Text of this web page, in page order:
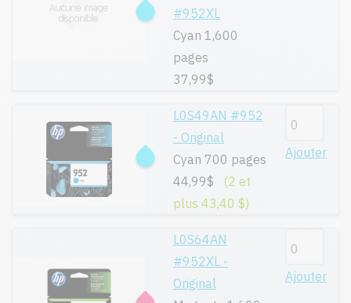
#952XL
Cyan 1,600
pages
37,99$
L0S49AN #952
- Original
Cyan 700 pages
44,99$
(2 et
plus 43,40 $)
Ajouter
L0S64AN
#952XL -
Original
Ajouter